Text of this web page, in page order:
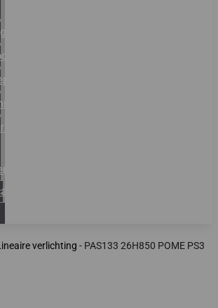
verlichting - PAS133 26H850 POME PS3